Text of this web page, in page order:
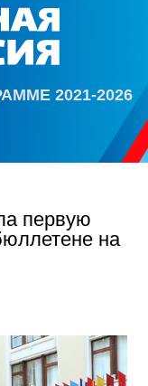
2021-2026
первую
на